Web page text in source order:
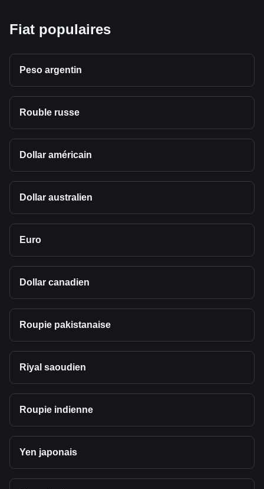
Fiat populaires
Peso argentin
Rouble russe
Dollar américain
Dollar australien
Euro
Dollar canadien
Roupie pakistanaise
Riyal saoudien
Roupie indienne
Yen japonais